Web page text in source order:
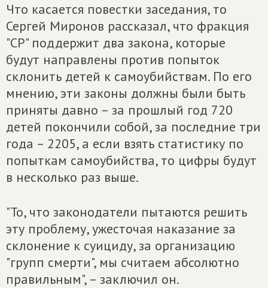
Что касается повестки заседания, то
Сергей Миронов рассказал, что фракция
"СР" поддержит два закона, которые
будут направлены против попыток
склонить детей к самоубийствам. По его
мнению, эти законы должны были быть
приняты давно – за прошлый год 720
детей покончили собой, за последние три
года – 2205, а если взять статистику по
попыткам самоубийства, то цифры будут
в несколько раз выше.
"То, что законодатели пытаются решить
эту проблему, ужесточая наказание за
склонение к суициду, за организацию
"групп смерти", мы считаем абсолютно
правильным", – заключил он.